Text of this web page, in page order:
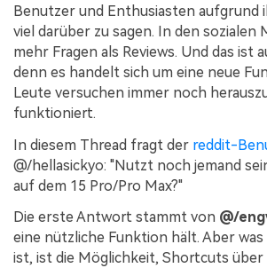
Benutzer und Enthusiasten aufgrund
viel darüber zu sagen. In den sozialen
mehr Fragen als Reviews. Und das ist
denn es handelt sich um eine neue
Leute versuchen immer noch
funktioniert.
In diesem Thread fragt der reddit-
@/hellasickyo: "Nutzt noch jemand
auf dem 15 Pro/Pro Max?"
Die erste Antwort stammt von @/
eine nützliche Funktion hält. Aber
ist, ist die Möglichkeit, Shortcuts über